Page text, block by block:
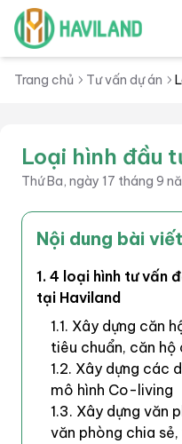
Haviland
Trang chủ Tư vấn dự án
Loại hình đầu
Thứ Ba, ngày 17 tháng 9
Nội dung bài viết
1. 4 loại hình tư vấn
tại Haviland
1.1. Xây dựng căn
tiêu chuẩn, căn hộ
1.2. Xây dựng các
mô hình Co-living
1.3. Xây dựng văn
văn phòng chia